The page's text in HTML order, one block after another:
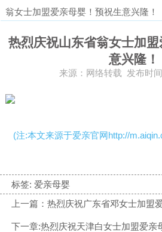
翁女士加盟爱亲母婴！预祝生意兴隆！
热烈庆祝山东省翁女士加
意兴隆！
来源：网络转载 发布时
(注:本文来源于爱亲官网http://
标签: 爱亲母婴
下一章:热烈庆祝天津白女士加盟爱亲